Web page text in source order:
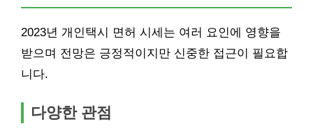
2023년 개인택시 면허 시세는 여러 요인에 영향을
받으며 전망은 긍정적이지만 신중한 접근이 필요합
니다.
다양한 관점